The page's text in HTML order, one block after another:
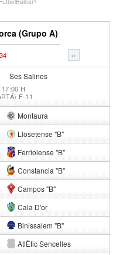
(Grupo A)
»
Ses Salines
H
F-11
Montaura
Llosetense "B"
Ferriolense "B"
Constancia "B"
Campos "B"
Cala D'or
Binissalem "B"
AtlÈtic Sencelles